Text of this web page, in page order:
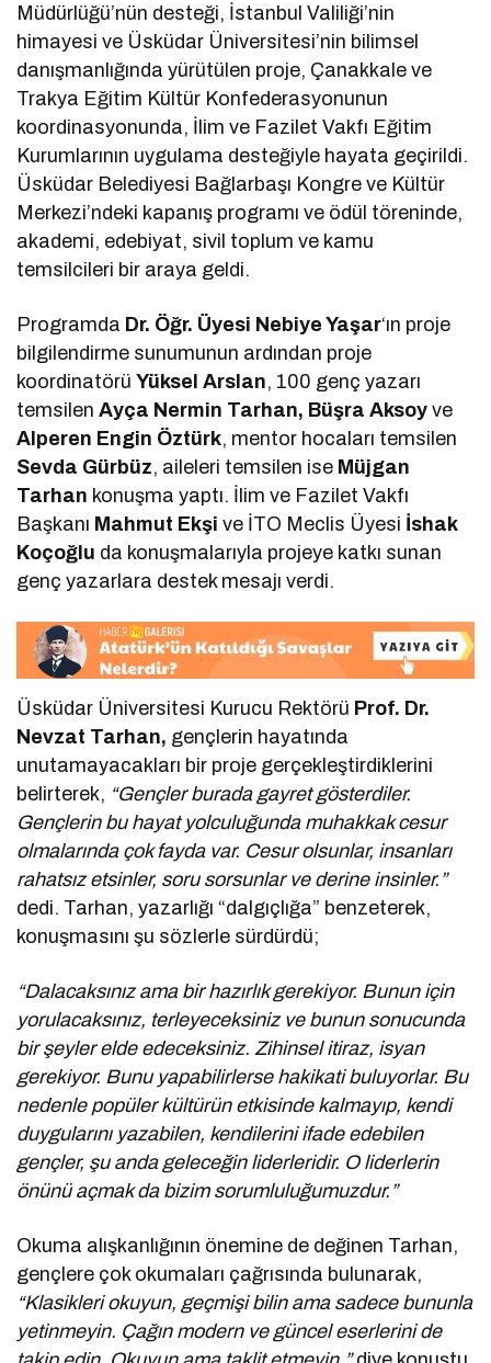
Müdürlüğü’nün desteği, İstanbul Valiliği’nin
himayesi ve Üsküdar Üniversitesi’nin bilimsel
danışmanlığında yürütülen proje, Çanakkale ve
Trakya Eğitim Kültür Konfederasyonunun
koordinasyonunda, İlim ve Fazilet Vakfı Eğitim
Kurumlarının uygulama desteğiyle hayata geçirildi.
Üsküdar Belediyesi Bağlarbaşı Kongre ve Kültür
Merkezi’ndeki kapanış programı ve ödül töreninde,
akademi, edebiyat, sivil toplum ve kamu
temsilcileri bir araya geldi.
Programda Dr. Öğr. Üyesi Nebiye Yaşar‘ın proje
bilgilendirme sunumunun ardından proje
koordinatörüYüksel Arslan, 100 genç yazarı
temsilenAyça Nermin Tarhan, Büşra Aksoy ve
Alperen Engin Öztürk, mentor hocaları temsilen
Sevda Gürbüz, aileleri temsilen ise Müjgan
Tarhan konuşma yaptı. İlim ve Fazilet Vakfı
Başkanı Mahmut Ekşive İTO Meclis Üyesi İshak
Koçoğlu da konuşmalarıyla projeye katkı sunan
genç yazarlara destek mesajı verdi.
Üsküdar Üniversitesi Kurucu Rektörü Prof. Dr.
Nevzat Tarhan, gençlerin hayatında
unutamayacakları bir proje gerçekleştirdiklerini
belirterek, “Gençler burada gayret gösterdiler.
Gençlerin bu hayat yolculuğunda muhakkak cesur
olmalarında çok fayda var. Cesur olsunlar, insanları
rahatsız etsinler, soru sorsunlar ve derine insinler.”
dedi. Tarhan, yazarlığı “dalgıçlığa” benzeterek,
konuşmasını şu sözlerle sürdürdü;
“Dalacaksınız ama bir hazırlık gerekiyor. Bunun için
yorulacaksınız, terleyeceksiniz ve bunun sonucunda
bir şeyler elde edeceksiniz. Zihinsel itiraz, isyan
gerekiyor. Bunu yapabilirlerse hakikati buluyorlar. Bu
nedenle popüler kültürün etkisinde kalmayıp, kendi
duygularını yazabilen, kendilerini ifade edebilen
gençler, şu anda geleceğin liderleridir. O liderlerin
önünü açmak da bizim sorumluluğumuzdur.”
Okuma alışkanlığının önemine de değinen Tarhan,
gençlere çok okumaları çağrısında bulunarak,
“Klasikleri okuyun, geçmişi bilin ama sadece bununla
yetinmeyin. Çağın modern ve güncel eserlerini de